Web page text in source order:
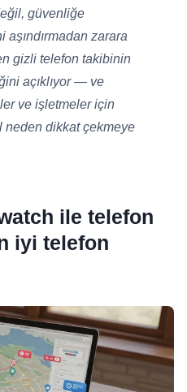
güvenliğe
aşındırmadan zarara
gizli telefon takibinin
açıklıyor — ve
ve işletmeler için
neden dikkat çekmeye
ile telefon
iyi telefon